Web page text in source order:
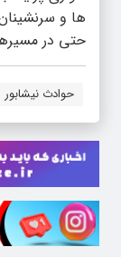
ها و
حتی در
حوادث نیشابور